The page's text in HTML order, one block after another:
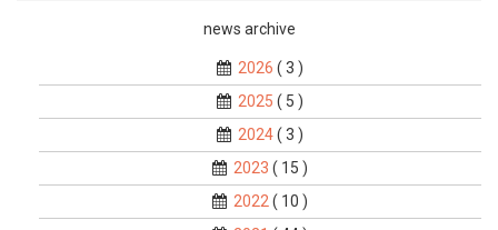
news archive
2026 ( 3 )
2025 ( 5 )
2024( 3 )
2023 ( 15 )
2022 ( 10 )